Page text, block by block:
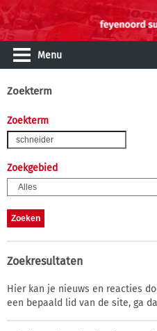
Menu
Zoekterm
Zoekterm
Zoekgebied
Zoekresultaten
Hier kan je nieuws en reacties
een bepaald lid van de site, ga